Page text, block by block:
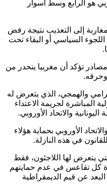
هو الرابع وسط أسوار
إلى التعذيب نتيجة رفض
السياسي أو البقاء تحت
تؤكد أن مغربيا ينحدر من
وحرقه.
والهمجي، الذي يتعرض له
المباشرة لجريمة الاعتداء
والاتحاد الأوروبي.
الأوروبي بحماية هؤلاء
في هذه النازلة.
يتعرض لها اللاجئون، فقط
كل تقاعس في عدم حمايتهم
عن قيم الديمقراطية